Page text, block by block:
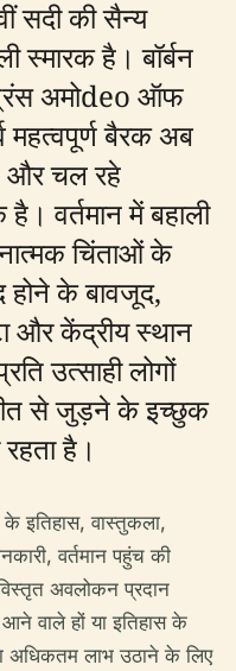
सदी की सैन्य
स्मारक है। बॉर्बन
अमोdeo ऑफ
महत्वपूर्ण बैरक अब
और चल रहे
वर्तमान में बहाली
चिंताओं के
के बावजूद,
और केंद्रीय स्थान
उत्साही लोगों
से जुड़ने के इच्छुक
है।
इतिहास, वास्तुकला,
वर्तमान पहुंच की
अवलोकन प्रदान
वाले हों या इतिहास के
अधिकतम लाभ उठाने के लिए